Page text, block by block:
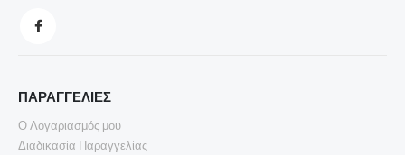
ΠΑΡΑΓΓΕΛΙΕΣ
Ο Λογαριασμός μου
Διαδικασία Παραγγελίας